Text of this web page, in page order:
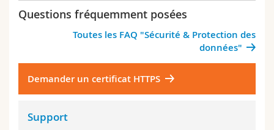
Questions fréquemment posées
Toutes les FAQ "Sécurité & Protection des
données"
Demander un certificat HTTPS
Support